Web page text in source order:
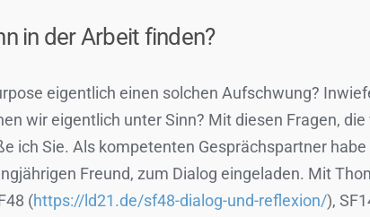
in der Arbeit finden?
eigentlich einen solchen Aufschwung?
wir eigentlich unter Sinn? Mit diesen Fragen,
ich Sie. Als kompetenten Gesprächspartner
Freund, zum Dialog eingeladen. Mit
(https://ld21.de/sf48-dialog-und-reflexion/),